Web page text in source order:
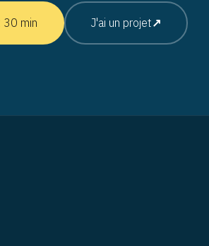
30 min J'ai un projet↗